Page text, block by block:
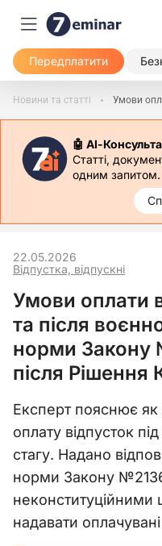
Передплатити
Новини та статті
🤖 АІ-
Статті,
одним запитом.
Відпустка, відпускні
22.05.2026
Умови оплати
та після
норми Закону
після Рішення
Експерт пояснює
оплату відпусток
стагу. Надано
норми Закону
надавати